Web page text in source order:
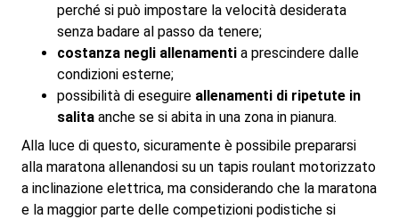
perché si può impostare la velocità desiderata
senza badare al passo da tenere;
costanza negli allenamenti a prescindere dalle
condizioni esterne;
possibilità di eseguire allenamenti di ripetute in
salita anche se si abita in una zona in pianura.
Alla luce di questo, sicuramente è possibile prepararsi
alla maratona allenandosi su un tapis roulant motorizzato
a inclinazione elettrica, ma considerando che la maratona
e la maggior parte delle competizioni podistiche si